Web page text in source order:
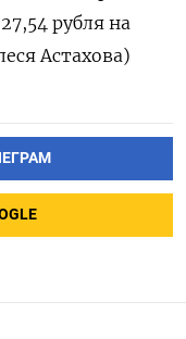
рубля на
Астахова)